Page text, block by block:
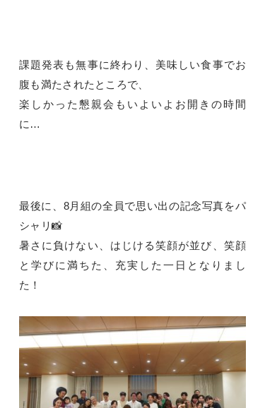
課題発表も無事に終わり、美味しい食事でお
腹も満たされたところで、
楽しかった懇親会もいよいよお開きの時間
に…
最後に、8月組の全員で思い出の記念写真をパ
シャリ📸
暑さに負けない、はじける笑顔が並び、笑顔
と学びに満ちた、充実した一日となりまし
た！